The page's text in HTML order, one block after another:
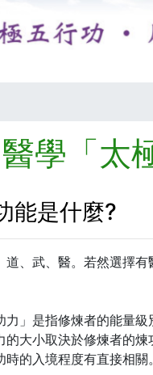
學「太
能是什麼?
、武、醫。若然選擇
力」是指修煉者的能量
大小取決於修煉者的
的入境程度有直接相關。